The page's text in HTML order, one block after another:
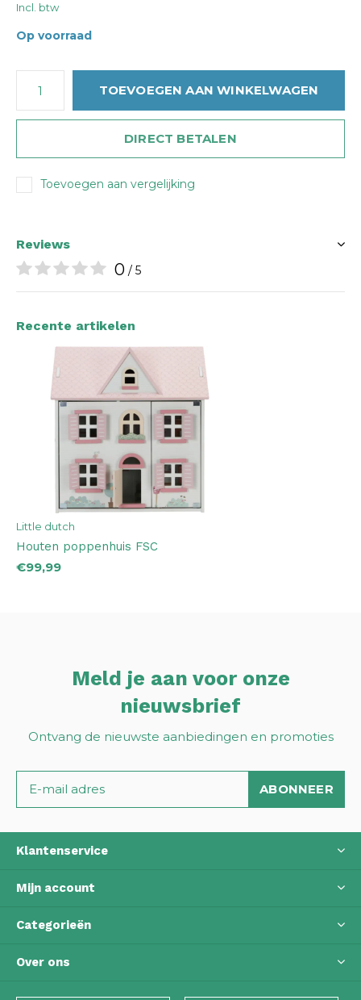
Incl. btw
Op voorraad
TOEVOEGEN AAN WINKELWAGEN
DIRECT BETALEN
Toevoegen aan vergelijking
Reviews
0 / 5
Recente artikelen
Little dutch
Houten poppenhuis FSC
€99,99
Meld je aan voor onze
nieuwsbrief
Ontvang de nieuwste aanbiedingen en promoties
ABONNEER
Klantenservice
Mijn account
Categorieën
Over ons